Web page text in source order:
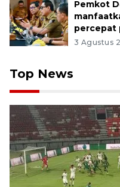
Pemkot
percepat
3 Agustus
Top News